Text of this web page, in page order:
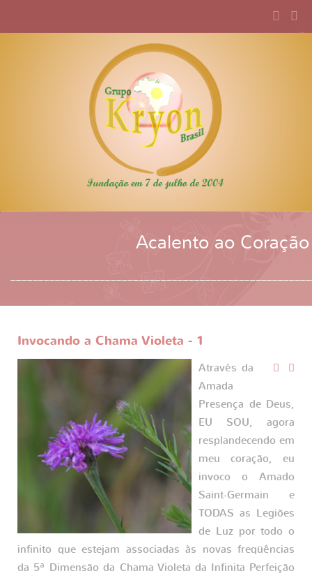
Acalento ao Coração
Invocando a Chama Violeta - 1
Através da
Amada
Presença de Deus,
EU SOU, agora
resplandecendo em
meu coração, eu
invoco o Amado
Saint-Germain e
TODAS as Legiões
de Luz por todo o
infinito que estejam associadas às novas freqüências
da 5ª Dimensão da Chama Violeta da Infinita Perfeição